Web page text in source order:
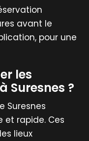
avant le
pour une
les
Suresnes ?
Suresnes
et rapide. Ces
lieux